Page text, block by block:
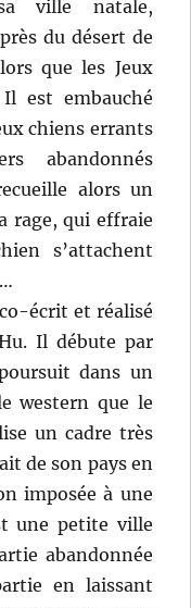
ville natale,
du désert de
que les Jeux
est embauché
chiens errants
abandonnés
alors un
rage, qui effraie
s’attachent
écrit et réalisé
Il débute par
dans un
western que le
un cadre très
de son pays en
imposée à une
une petite ville
abandonnée
en laissant